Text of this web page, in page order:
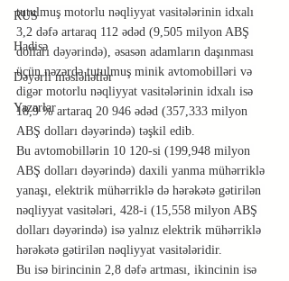
RUS
Hadisə
Dəyərli məsləhətlər
Yazarlar
tutulmuş motorlu nəqliyyat vasitələrinin idxalı
3,2 dəfə artaraq 112 ədəd (9,505 milyon ABŞ
dolları dəyərində), əsasən adamların daşınması
üçün nəzərdə tutulmuş minik avtomobilləri və
digər motorlu nəqliyyat vasitələrinin idxalı isə
18,9 % artaraq 20 946 ədəd (357,333 milyon
ABŞ dolları dəyərində) təşkil edib.
Bu avtomobillərin 10 120-si (199,948 milyon
ABŞ dolları dəyərində) daxili yanma mühərriklə
yanaşı, elektrik mühərriklə də hərəkətə gətirilən
nəqliyyat vasitələri, 428-i (15,558 milyon ABŞ
dolları dəyərində) isə yalnız elektrik mühərriklə
hərəkətə gətirilən nəqliyyat vasitələridir.
Bu isə birincinin 2,8 dəfə artması, ikincinin isə